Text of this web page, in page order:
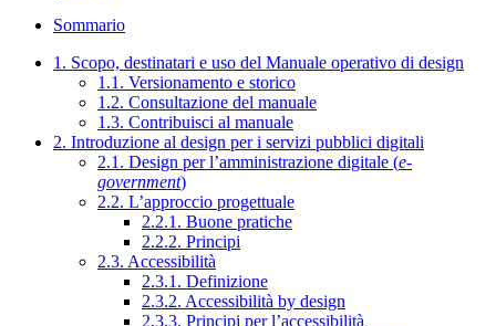
Sommario
1. Scopo, destinatari e uso del Manuale operativo di design
1.1. Versionamento e storico
1.2. Consultazione del manuale
1.3. Contribuisci al manuale
2. Introduzione al design per i servizi pubblici digitali
2.1. Design per l’amministrazione digitale (e-
government)
2.2. L’approccio progettuale
2.2.1. Buone pratiche
2.2.2. Principi
2.3. Accessibilità
2.3.1. Definizione
2.3.2. Accessibilità by design
2.3.3. Principi per l’accessibilità